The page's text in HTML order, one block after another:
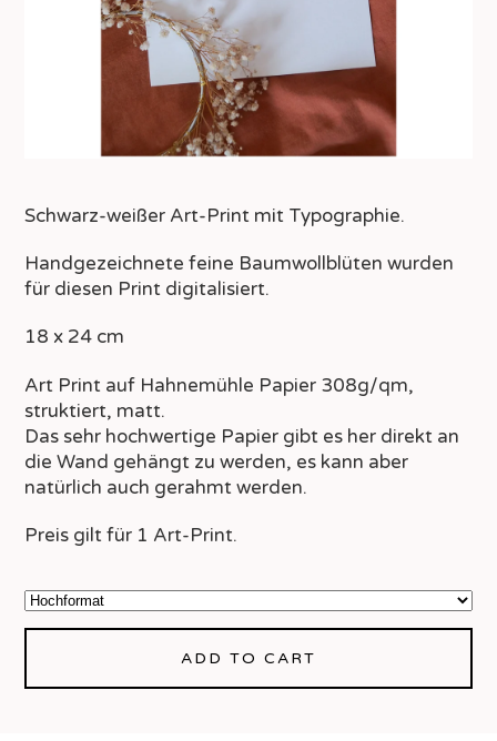
Schwarz-weißer Art-Print mit Typographie.
Handgezeichnete feine Baumwollblüten wurden
für diesen Print digitalisiert.
18 x 24 cm
Art Print auf Hahnemühle Papier 308g/qm,
struktiert, matt.
Das sehr hochwertige Papier gibt es her direkt an
die Wand gehängt zu werden, es kann aber
natürlich auch gerahmt werden.
Preis gilt für 1 Art-Print.
ADD TO CART